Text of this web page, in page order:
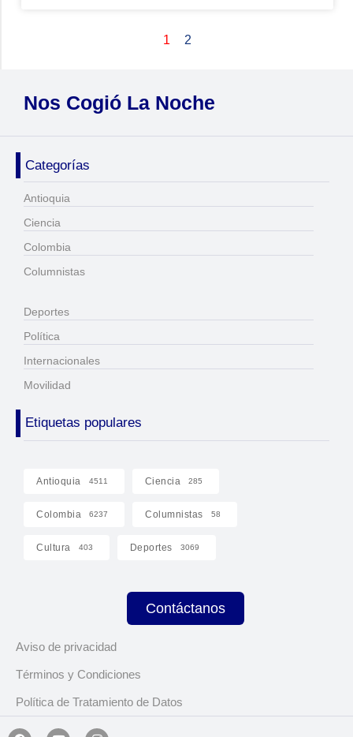
1 2
Nos Cogió La Noche
Categorías
Antioquia
Ciencia
Colombia
Columnistas
Deportes
Política
Internacionales
Movilidad
Etiquetas populares
Antioquia 4511 Ciencia 285
Colombia 6237 Columnistas 58
Cultura 403 Deportes 3069
Contáctanos
Aviso de privacidad
Términos y Condiciones
Política de Tratamiento de Datos